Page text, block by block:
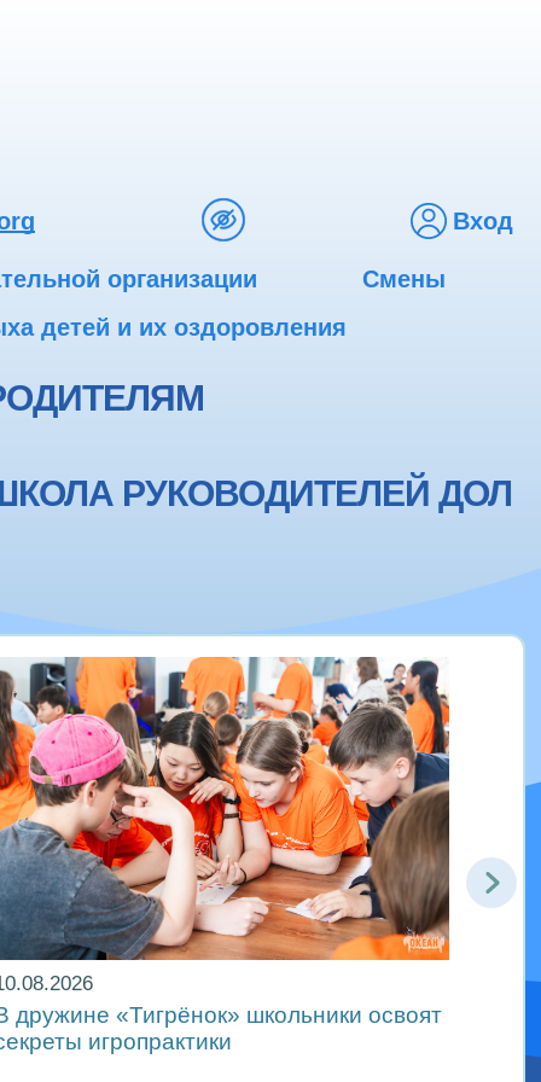
Вход
организации
Смены
детей и их оздоровления
РУКОВОДИТЕЛЕЙ ДОЛ
дружине «Тигрёнок» школьники освоят
игропрактики